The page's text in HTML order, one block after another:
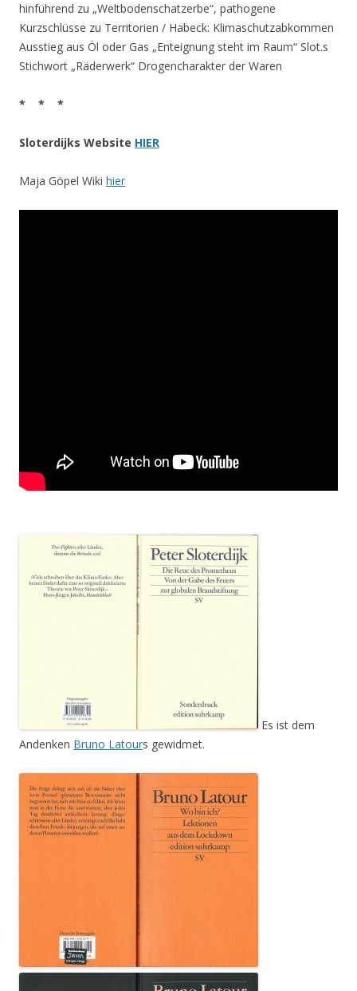
hinführend zu „Weltbodenschatzerbe“, pathogene
Kurzschlüsse zu Territorien / Habeck: Klimaschutzabkommen
Ausstieg aus Öl oder Gas „Enteignung steht im Raum“ Slot.s
Stichwort „Räderwerk“ Drogencharakter der Waren
* * *
Sloterdijks Website HIER
Maja Göpel Wiki hier
Es ist dem
Andenken Bruno Latours gewidmet.